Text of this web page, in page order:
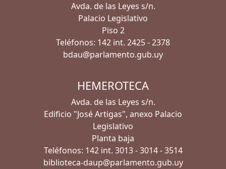
Avda. de las Leyes s/n.
Palacio Legislativo
Piso 2
Teléfonos: 142 int. 2425 - 2378
bdau@parlamento.gub.uy
HEMEROTECA
Avda. de las Leyes s/n.
Edificio "José Artigas", anexo Palacio
Legislativo
Planta baja
Teléfonos: 142 int. 3013 - 3014 - 3514
biblioteca-daup@parlamento.gub.uy